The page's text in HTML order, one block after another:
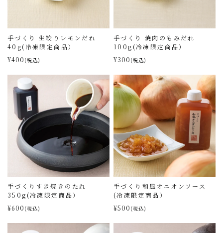
手づくり 生絞りレモンだれ
40g(冷凍限定商品）
¥400 (税込)
手づくり 焼肉のもみだれ
100g(冷凍限定商品）
¥300 (税込)
手づくりすき焼きのたれ
350g(冷凍限定商品）
¥600 (税込)
手づくり和風オニオンソース
(冷凍限定商品）
¥500 (税込)